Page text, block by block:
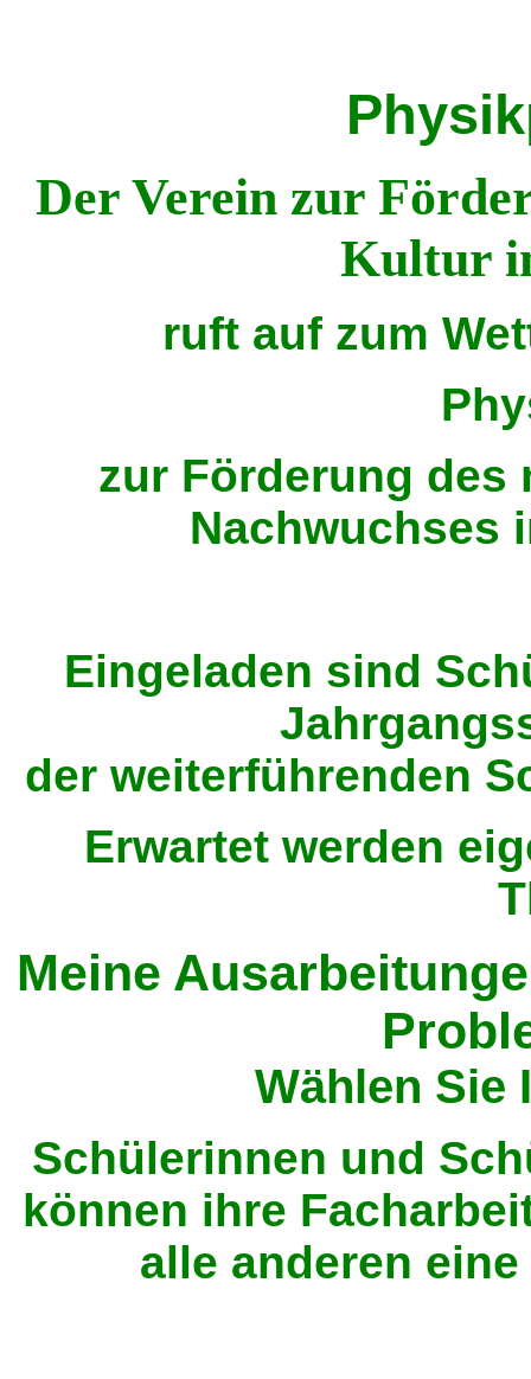
Der Verein zur
Kultur
ruft auf zum
zur Förderung
Nachwuchses
Eingeladen sind
der weiterführenden
Erwartet werden
Meine
Wählen Sie
Schülerinnen und
können ihre
alle anderen